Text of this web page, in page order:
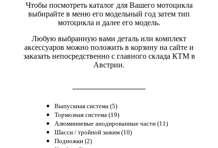
Чтобы посмотреть каталог для Вашего мотоцикла
выбирайте в меню его модельный год затем тип
мотоцикла и далее его модель.
Любую выбранную вами деталь или комплект
аксессуаров можно положить в корзину на сайте и
заказать непосредственно с главного склада КТМ в
Австрии.
Выпускная система (5)
Тормозная система (19)
Алюминиевые анодированные части (11)
Шасси / тройной зажим (10)
Подножки (2)